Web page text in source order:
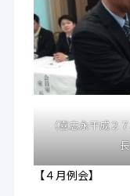
（喜志永平成２
【４月例会】